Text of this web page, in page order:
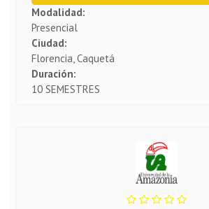
Modalidad:
Presencial
Ciudad:
Florencia, Caquetá
Duración:
10 SEMESTRES